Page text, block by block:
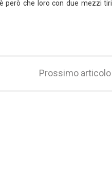
però che loro con due mezzi
Prossimo articolo